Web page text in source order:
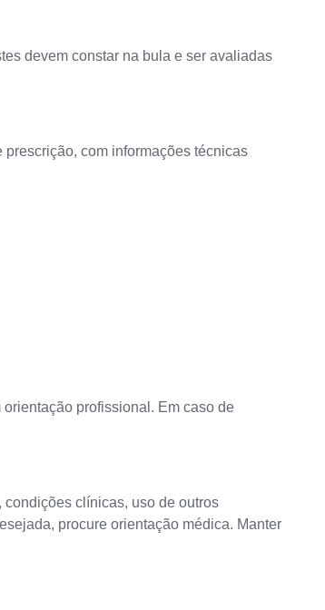
devem constar na bula e ser avaliadas
com informações técnicas
profissional. Em caso de
clínicas, uso de outros
procure orientação médica. Manter